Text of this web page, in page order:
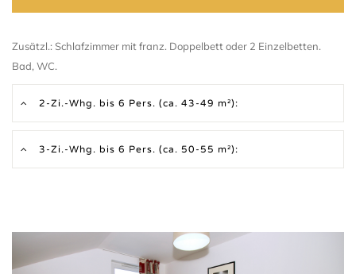
Zusätzl.: Schlafzimmer mit franz. Doppelbett oder 2 Einzelbetten.
Bad, WC.
2-Zi.-Whg. bis 6 Pers. (ca. 43-49 m²):
3-Zi.-Whg. bis 6 Pers. (ca. 50-55 m²):